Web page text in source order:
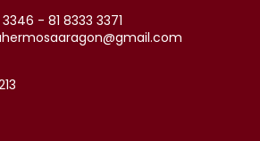
- 81 8333 3371